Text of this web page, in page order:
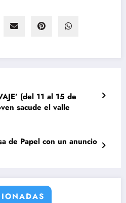
(del 11 al 15 de
sacude el valle
de Papel con un anuncio